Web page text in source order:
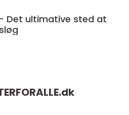
Det ultimative sted at
dk